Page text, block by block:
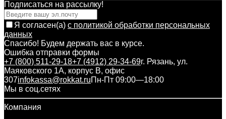
Подписаться на рассылкy!
Я согласен(a) с политикой обработки персональных
данных
Спасибо! Будем держать вас в курсе.
Ошибка отправки формы
+7 (800) 511-29-18+7 (4912) 29-34-69г. Рязань, ул.
Маяковского 1А, корпус B, офис
307infokassa@rokkat.ruПн-Пт 09:00—18:00
Мы в соц.сетях
Компания